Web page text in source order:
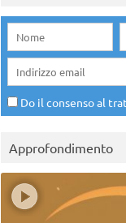
Do il consenso al
Approfondimento